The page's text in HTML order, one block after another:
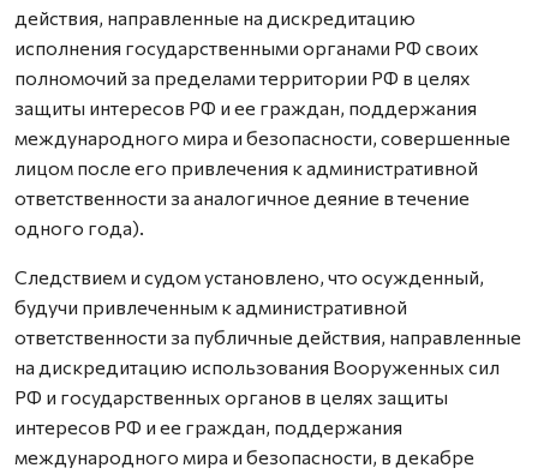
действия, направленные на дискредитацию
исполнения государственными органами РФ своих
полномочий за пределами территории РФ в целях
защиты интересов РФ и ее граждан, поддержания
международного мира и безопасности, совершенные
лицом после его привлечения к административной
ответственности за аналогичное деяние в течение
одного года).
Следствием и судом установлено, что осужденный,
будучи привлеченным к административной
ответственности за публичные действия, направленные
на дискредитацию использования Вооруженных сил
РФ и государственных органов в целях защиты
интересов РФ и ее граждан, поддержания
международного мира и безопасности, в декабре